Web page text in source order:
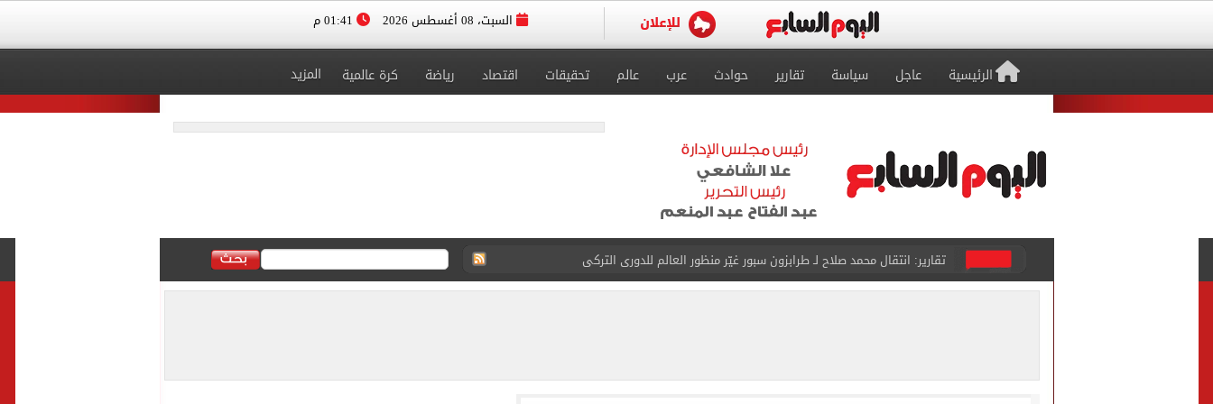
السبت، 08 أغسطس 2026
الرئيسية عاجل سياسة تقارير حوادث عرب عالم تحقيقات اقتصاد رياضة كرة عالمية المزيد
كشف أثرى جديد بالدقهلية يوثق آلاف السنين من الاستيطان البشري
تحويلات مرورية لاستكمال تنفيذ أعمال بمحور محمد حسين هيكل بالقاهرة
إمام عاشور يمدد تعاقده مع الأهلي لـ2030 مقابل 25 مليونا سنويا وعقد إعلاني